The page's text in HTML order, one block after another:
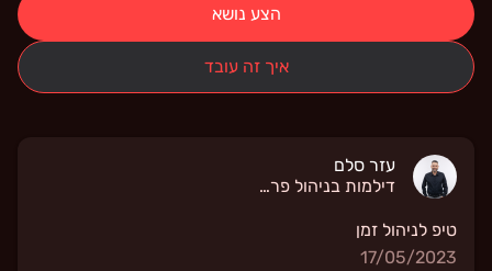
הצע נושא
איך זה עובד
עזר סלם
דילמות בניהול פרויקטים
טיפ לניהול זמן
17/05/2023